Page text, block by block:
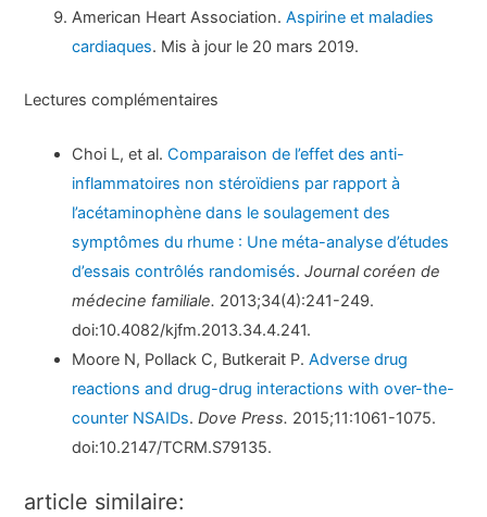
American Heart Association.Aspirine et maladies
cardiaques. Mis à jour le 20 mars 2019.
Lectures complémentaires
Choi L, et al.Comparaison de l’effet des anti-
inflammatoires non stéroïdiens par rapport à
l’acétaminophène dans le soulagement des
symptômes du rhume : Une méta-analyse d’études
d’essais contrôlés randomisés.Journal coréen de
médecine familiale. 2013;34(4):241-249.
doi:10.4082/kjfm.2013.34.4.241.
Moore N, Pollack C, Butkerait P.Adverse drug
reactions and drug-drug interactions with over-the-
counter NSAIDs.Dove Press. 2015;11:1061-1075.
doi:10.2147/TCRM.S79135.
article similaire: